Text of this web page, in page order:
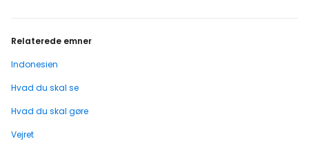
Relaterede emner
Indonesien
Hvad du skal se
Hvad du skal gøre
Vejret